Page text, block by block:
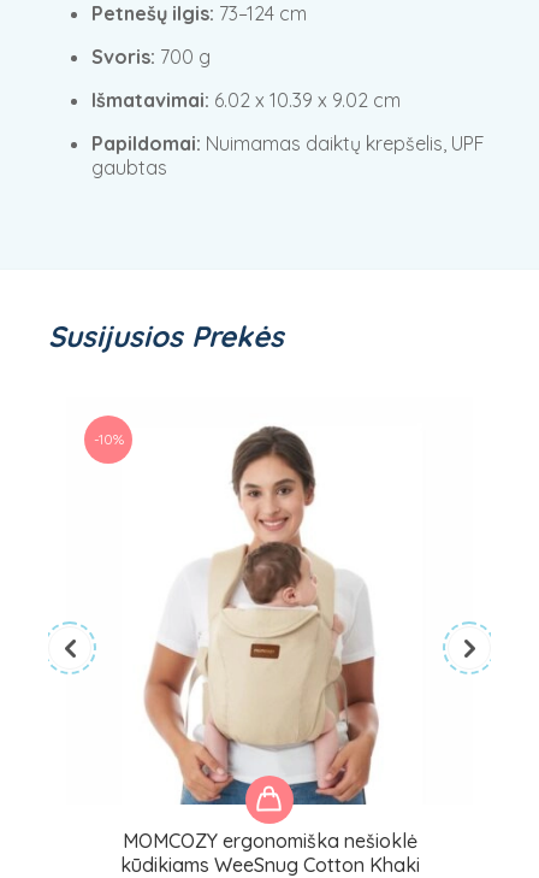
Petnešų ilgis: 73–124 cm
Svoris: 700 g
Išmatavimai: 6.02 x 10.39 x 9.02 cm
Papildomai: Nuimamas daiktų krepšelis, UPF
gaubtas
Susijusios Prekės
MOMCOZY ergonomiška nešioklė
kūdikiams WeeSnug Cotton Khaki
-10%